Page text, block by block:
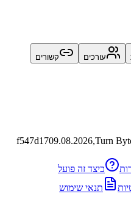
קשורים
f547d1709.08.2026,
זה פועל
שימוש